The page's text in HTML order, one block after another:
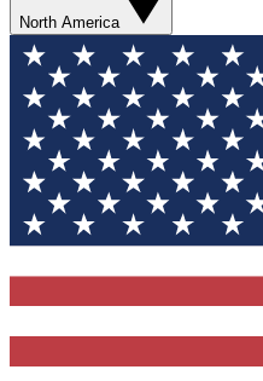
North America